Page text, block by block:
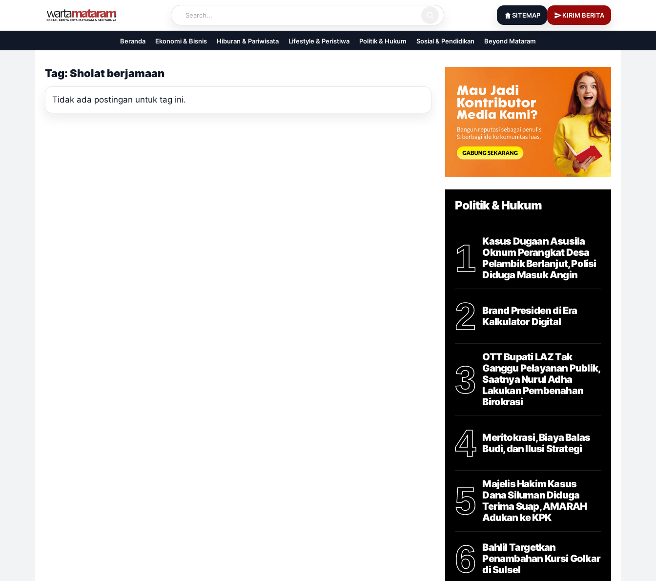
content
SITEMAP KIRIM BERITA
Beranda Ekonomi & Bisnis Hiburan & Pariwisata Lifestyle & Peristiwa Politik & Hukum Sosial & Pendidikan Beyond Mataram
Tag: Sholat berjamaan
Tidak ada postingan untuk tag ini.
Politik & Hukum
1
Kasus Dugaan Asusila
Oknum Perangkat Desa
Pelambik Berlanjut, Polisi
Diduga Masuk Angin
2
Brand Presiden di Era
Kalkulator Digital
3
OTT Bupati LAZ Tak
Ganggu Pelayanan Publik,
Saatnya Nurul Adha
Lakukan Pembenahan
Birokrasi
4
Meritokrasi, Biaya Balas
Budi, dan Ilusi Strategi
5
Majelis Hakim Kasus
Dana Siluman Diduga
Terima Suap, AMARAH
Adukan ke KPK
6
Bahlil Targetkan
Penambahan Kursi Golkar
di Sulsel